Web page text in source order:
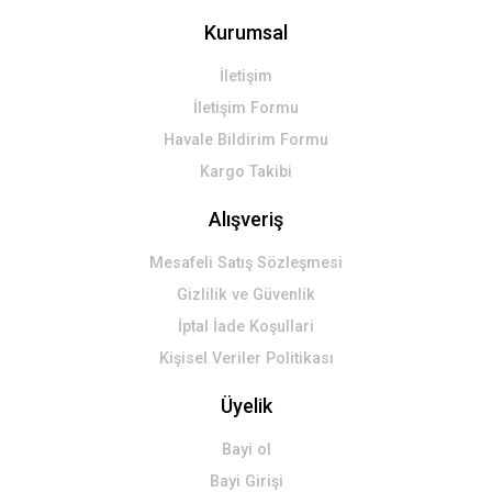
Kurumsal
İletişim
İletişim Formu
Havale Bildirim Formu
Kargo Takibi
Alışveriş
Mesafeli Satış Sözleşmesi
Gizlilik ve Güvenlik
İptal İade Koşullari
Kişisel Veriler Politikası
Üyelik
Bayi ol
Bayi Girişi